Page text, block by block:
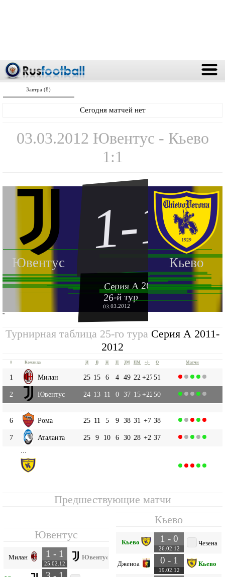
Завтра (8)
Сегодня матчей нет
03.03.2012 Ювентус - Кьево
1:1
Ювентус Кьево
1-1
Серия А 2011-2012
26-й тур
03.03.2012
''
Турнирная таблица 25-го тура Серия А 2011-
2012
# Команда И В Н П ЗМ ПМ +|- О Матчи
1 Милан 25 15 6 4 49 22 +2751
2 Ювентус 24 13 11 0 37 15+22 50
6
Рома 25 11 5 9 38 31 +7 38
7 Аталанта 25 9 10 6 30 28 +2 37
Предшествующие матчи
Ювентус
Милан 1 - 1
25.02.12
Ювентус
Кьево
Кьево 1 - 0
26.02.12
Чезена
Дженоа 0 - 1
19.02.12
Кьево